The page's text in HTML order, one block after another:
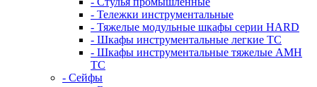
- Тележки инструментальные
- Тяжелые модульные шкафы серии HARD
- Шкафы инструментальные легкие ТС
- Шкафы инструментальные тяжелые AMH
TC
- Сейфы